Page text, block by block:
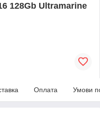
128Gb Ultramarine
Оплата Умови